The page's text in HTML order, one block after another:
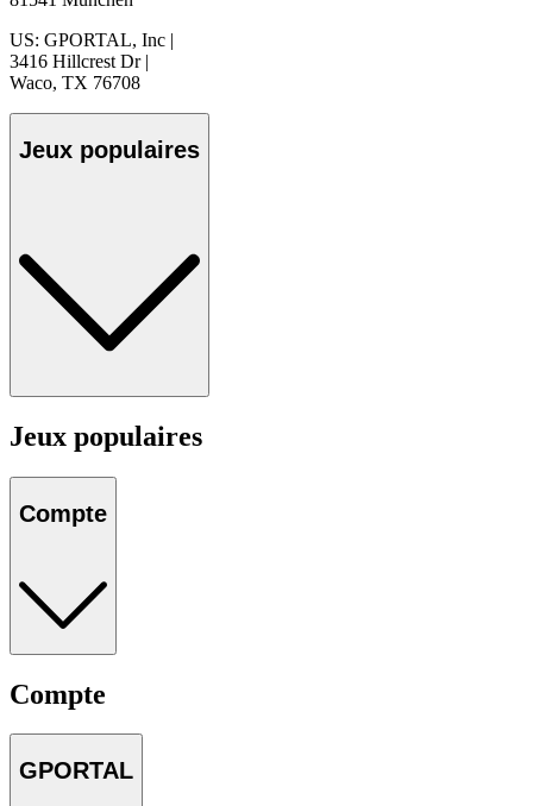
US: GPORTAL, Inc |
3416 Hillcrest Dr |
Waco, TX 76708
Jeux populaires
Jeux populaires
Compte
Compte
GPORTAL